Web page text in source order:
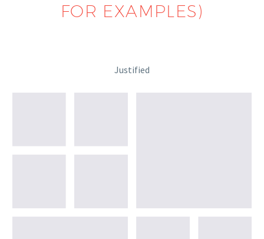
FOR EXAMPLES)
Justified